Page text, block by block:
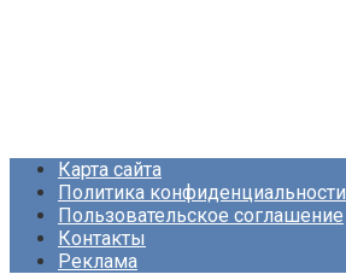
Карта сайта
Политика конфиденциальности
Пользовательское соглашение
Контакты
Реклама